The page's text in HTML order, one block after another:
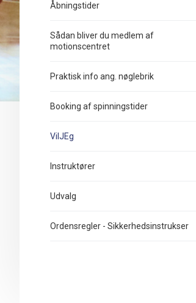
Åbningstider
Sådan bliver du medlem af
motionscentret
Praktisk info ang. nøglebrik
Booking af spinningstider
VilJEg
Instruktører
Udvalg
Ordensregler - Sikkerhedsinstrukser